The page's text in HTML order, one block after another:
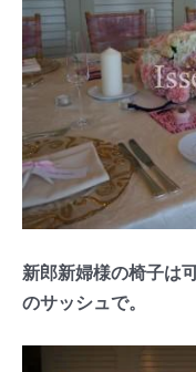
新郎新婦様の椅子は
のサッシュで。